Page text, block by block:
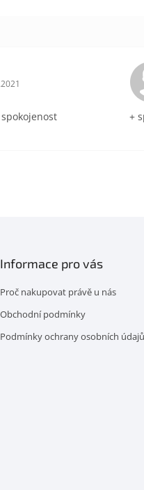
obchodu je 5 z 5
+
Informace pro vás
Proč nakupovat právě u nás
Obchodní podmínky
Podmínky ochrany osobních údajů